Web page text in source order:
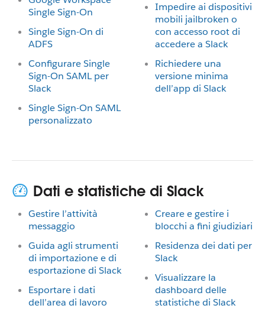
Single Sign-On
Single Sign-On di
ADFS
Configurare Single
Sign-On SAML per
Slack
Single Sign-On SAML
personalizzato
Impedire ai dispositivi
mobili jailbroken o
con accesso root di
accedere a Slack
Richiedere una
versione minima
dell’app di Slack
Dati e statistiche di Slack
Gestire l’attività
messaggio
Guida agli strumenti
di importazione e di
esportazione di Slack
Esportare i dati
dell’area di lavoro
Creare e gestire i
blocchi a fini giudiziari
Residenza dei dati per
Slack
Visualizzare la
dashboard delle
statistiche di Slack